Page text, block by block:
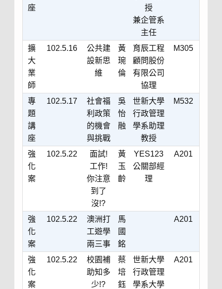
座
授
兼企管系
主任
擴
大
業
師
102.5.16
公共建
設新思
維
黃
琬
倫
育辰工程
顧問股份
有限公司
協理
M305
專
題
講
座
102.5.17
社會福
利政策
的機會
與挑戰
吳
怡
融
世新大學
行政管理
學系助理
教授
M532
強
化
案
102.5.22
面試!
工作!
你注意
到了
沒!?
黃
玉
齡
YES123
公關部經
理
A201
強
化
案
102.5.22
澳洲打
工遊學
兩三事
馬
國
銘
A201
強
化
案
102.5.22
校園補
助知多
少!?
蔡
培
鈺
世新大學
行政管理
學系大學
A201